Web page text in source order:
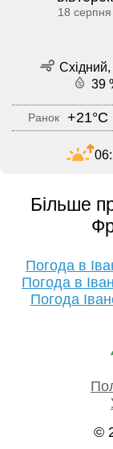
18 серпня
39
Ранок +21°C
Більше
Погода в
Погода в
Погода
©